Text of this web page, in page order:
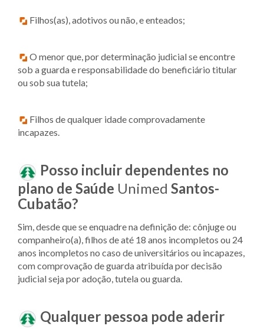
Filhos(as), adotivos ou não, e enteados;
O menor que, por determinação judicial se encontre
sob a guarda e responsabilidade do beneficiário titular
ou sob sua tutela;
Filhos de qualquer idade comprovadamente
incapazes.
Posso incluir dependentes no
plano de Saúde Unimed Santos-
Cubatão?
Sim, desde que se enquadre na definição de: cônjuge ou
companheiro(a), filhos de até 18 anos incompletos ou 24
anos incompletos no caso de universitários ou incapazes,
com comprovação de guarda atribuída por decisão
judicial seja por adoção, tutela ou guarda.
Qualquer pessoa pode aderir